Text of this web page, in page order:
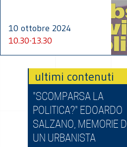
10 ottobre 2024
10.30-13.30
"SCOMPARSA LA
POLITICA?" EDOARDO
SALZANO, MEMORIE DI
UN URBANISTA